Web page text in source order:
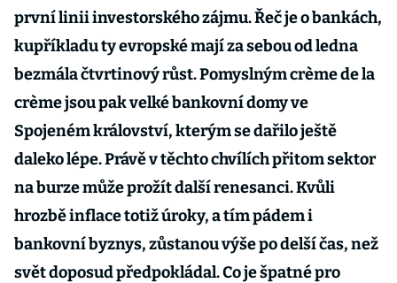
první linii investorského zájmu. Řeč je o bankách,
kupříkladu ty evropské mají za sebou od ledna
bezmála čtvrtinový růst. Pomyslným crème de la
crème jsou pak velké bankovní domy ve
Spojeném království, kterým se dařilo ještě
daleko lépe. Právě v těchto chvílích přitom sektor
na burze může prožít další renesanci. Kvůli
hrozbě inflace totiž úroky, a tím pádem i
bankovní byznys, zůstanou výše po delší čas, než
svět doposud předpokládal. Co je špatné pro